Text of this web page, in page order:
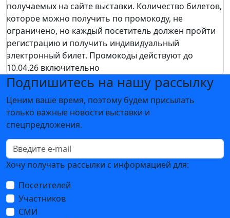
получаемых на сайте выставки. Количество билетов,
которое можно получить по промокоду, не
ограничено, но каждый посетитель должен пройти
регистрацию и получить индивидуальный
электронный билет. Промокоды действуют до
10.04.26 включительно
Подпишитесь на нашу рассылку
Ценим ваше время, поэтому будем присылать
только важные новости выставки и
спецпредложения.
Хочу получать рассылки с информацией для:
Посетителей
Участников
СМИ